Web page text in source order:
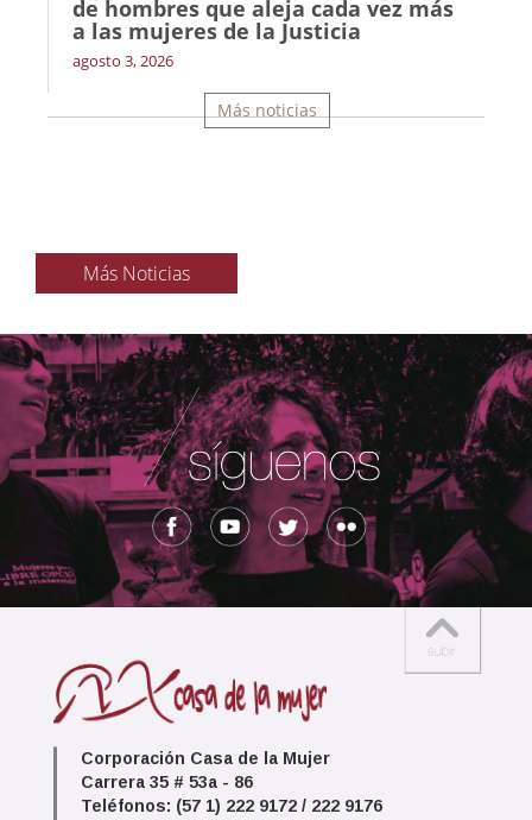
de hombres que aleja cada vez más
a las mujeres de la Justicia
agosto 3, 2026
Más noticias
Más Noticias
Corporación Casa de la Mujer
Carrera 35 # 53a - 86
Teléfonos: (57 1) 222 9172 / 222 9176